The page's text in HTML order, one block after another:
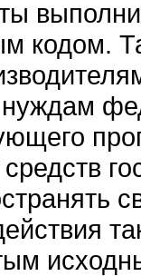
кодом.
средств